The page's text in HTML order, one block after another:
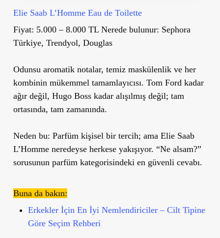
Elie Saab L’Homme Eau de Toilette
Fiyat: 5.000 – 8.000 TL Nerede bulunur: Sephora
Türkiye, Trendyol, Douglas
Odunsu aromatik notalar, temiz maskülenlik ve her
kombinin mükemmel tamamlayıcısı. Tom Ford kadar
ağır değil, Hugo Boss kadar alışılmış değil; tam
ortasında, tam zamanında.
Neden bu: Parfüm kişisel bir tercih; ama Elie Saab
L’Homme neredeyse herkese yakışıyor. “Ne alsam?”
sorusunun parfüm kategorisindeki en güvenli cevabı.
Buna da bakın:
Erkekler İçin En İyi Nemlendiriciler – Cilt Tipine
Göre Seçim Rehberi